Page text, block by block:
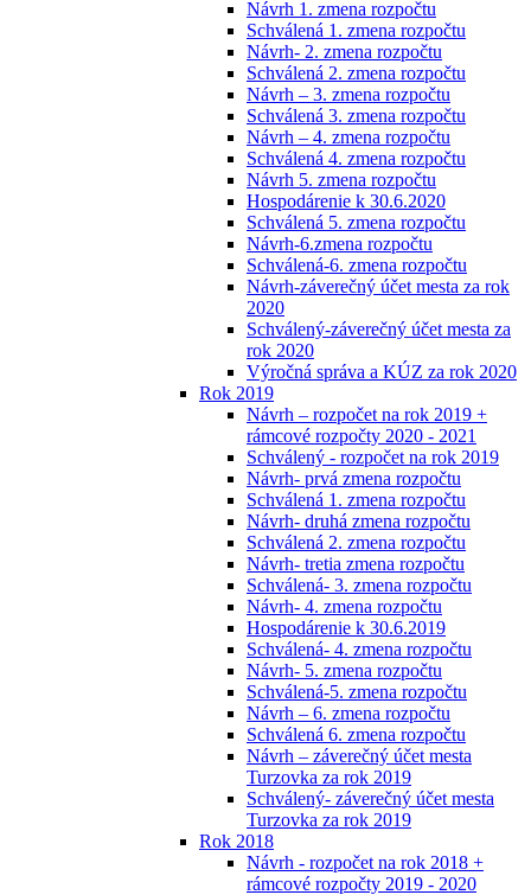
Návrh 1. zmena rozpočtu
Schválená 1. zmena rozpočtu
Návrh- 2. zmena rozpočtu
Schválená 2. zmena rozpočtu
Návrh – 3. zmena rozpočtu
Schválená 3. zmena rozpočtu
Návrh – 4. zmena rozpočtu
Schválená 4. zmena rozpočtu
Návrh 5. zmena rozpočtu
Hospodárenie k 30.6.2020
Schválená 5. zmena rozpočtu
Návrh-6.zmena rozpočtu
Schválená-6. zmena rozpočtu
Návrh-záverečný účet mesta za rok
2020
Schválený-záverečný účet mesta za
rok 2020
Výročná správa a KÚZ za rok 2020
Rok 2019
Návrh – rozpočet na rok 2019 +
rámcové rozpočty 2020 - 2021
Schválený - rozpočet na rok 2019
Návrh- prvá zmena rozpočtu
Schválená 1. zmena rozpočtu
Návrh- druhá zmena rozpočtu
Schválená 2. zmena rozpočtu
Návrh- tretia zmena rozpočtu
Schválená- 3. zmena rozpočtu
Návrh- 4. zmena rozpočtu
Hospodárenie k 30.6.2019
Schválená- 4. zmena rozpočtu
Návrh- 5. zmena rozpočtu
Schválená-5. zmena rozpočtu
Návrh – 6. zmena rozpočtu
Schválená 6. zmena rozpočtu
Návrh – záverečný účet mesta
Turzovka za rok 2019
Schválený- záverečný účet mesta
Turzovka za rok 2019
Rok 2018
Návrh - rozpočet na rok 2018 +
rámcové rozpočty 2019 - 2020